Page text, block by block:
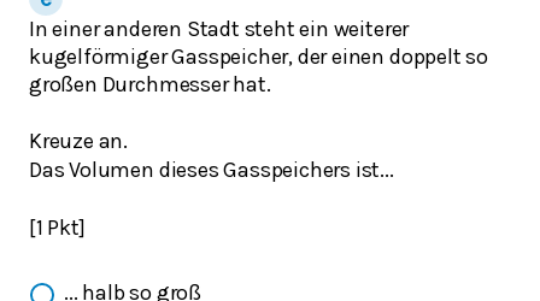
In einer anderen Stadt steht ein weiterer
kugelförmiger Gasspeicher, der einen doppelt so
großen Durchmesser hat.
Kreuze an.
Das Volumen dieses Gasspeichers ist...
[1 Pkt]
... halb so groß